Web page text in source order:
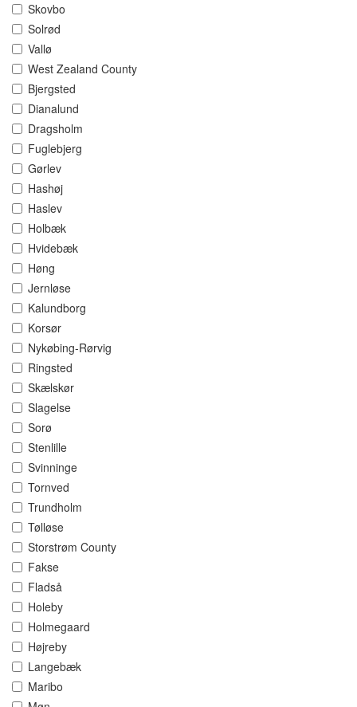
Skovbo
Solrød
Vallø
West Zealand County
Bjergsted
Dianalund
Dragsholm
Fuglebjerg
Gørlev
Hashøj
Haslev
Holbæk
Hvidebæk
Høng
Jernløse
Kalundborg
Korsør
Nykøbing-Rørvig
Ringsted
Skælskør
Slagelse
Sorø
Stenlille
Svinninge
Tornved
Trundholm
Tølløse
Storstrøm County
Fakse
Fladså
Holeby
Holmegaard
Højreby
Langebæk
Maribo